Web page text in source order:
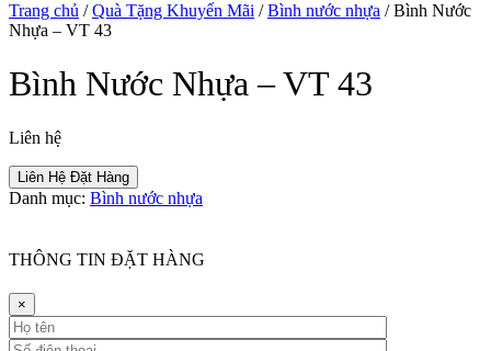
Trang chủ /Quà Tặng Khuyến Mãi /Bình nước nhựa / Bình Nước
Nhựa – VT 43
Bình Nước Nhựa – VT 43
Liên hệ
Liên Hệ Đặt Hàng
Danh mục: Bình nước nhựa
THÔNG TIN ĐẶT HÀNG
×